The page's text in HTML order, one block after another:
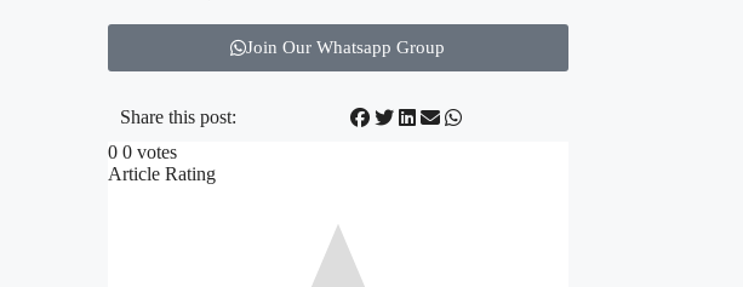
Join Our Whatsapp Group
Share this post:
0 0 votes
Article Rating